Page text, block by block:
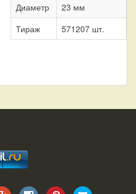
Диаметр
23 мм
Тираж
571207 шт.